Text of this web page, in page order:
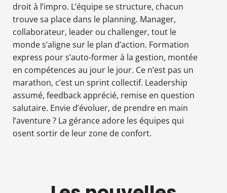
droit à l’impro. L’équipe se structure, chacun
trouve sa place dans le planning. Manager,
collaborateur, leader ou challenger, tout le
monde s’aligne sur le plan d’action. Formation
express pour s’auto-former à la gestion, montée
en compétences au jour le jour. Ce n’est pas un
marathon, c’est un sprint collectif. Leadership
assumé, feedback apprécié, remise en question
salutaire. Envie d’évoluer, de prendre en main
l’aventure ? La gérance adore les équipes qui
osent sortir de leur zone de confort.